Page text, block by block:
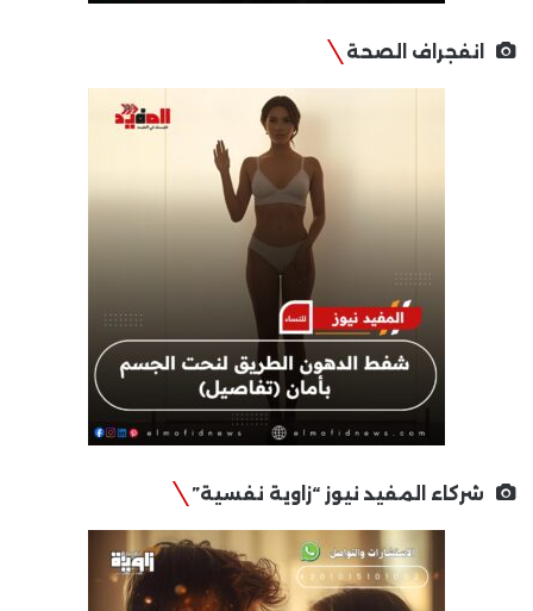
انفجراف الصحة
شركاء المفيد نيوز “زاوية نفسية”